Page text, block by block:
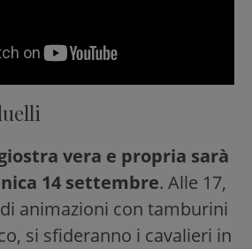
vera e propria sarà
14 settembre. Alle 17,
animazioni con tamburini
si sfideranno i cavalieri in